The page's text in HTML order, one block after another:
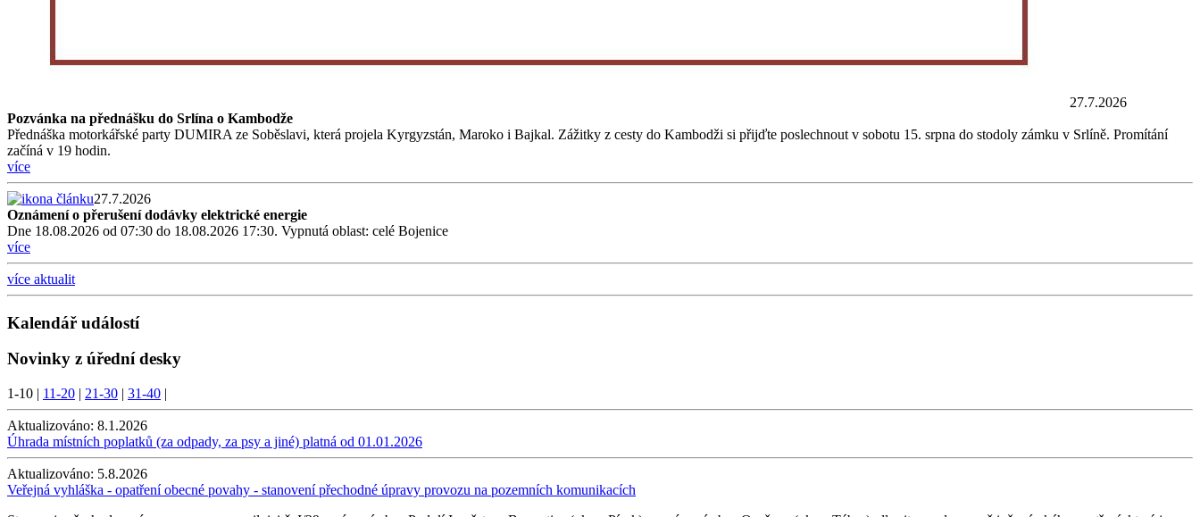
27.7.2026
Pozvánka na přednášku do Srlína o Kambodže
Přednáška motorkářské party DUMIRA ze Soběslavi, která projela Kyrgyzstán, Maroko i Bajkal. Zážitky z cesty do Kambodži si přijďte poslechnout v sobotu 15. srpna do stodoly zámku v Srlíně. Promítání
začíná v 19 hodin.
více
27.7.2026
Oznámení o přerušení dodávky elektrické energie
Dne 18.08.2026 od 07:30 do 18.08.2026 17:30. Vypnutá oblast: celé Bojenice
více
více aktualit
Kalendář událostí
Novinky z úřední desky
1-10 | 11-20 | 21-30 | 31-40 |
Aktualizováno: 8.1.2026
Úhrada místních poplatků (za odpady, za psy a jiné) platná od 01.01.2026
Aktualizováno: 5.8.2026
Veřejná vyhláška - opatření obecné povahy - stanovení přechodné úpravy provozu na pozemních komunikacích